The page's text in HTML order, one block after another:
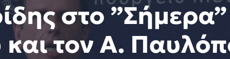
στo
τον Α.